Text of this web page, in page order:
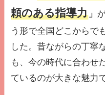
頼のある指導力 」
う形で全国どこからで
した。昔ながらの丁寧
も、今の時代に合わせ
ているのが大きな魅力